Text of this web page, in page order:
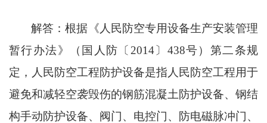
解答：根据《人民防空专用设备生产安装管理
暂行办法》（国人防〔 2014〕438号）第二条规
定，人民防空工程防护设备是指人民防空工程用于
避免和减轻空袭毁伤的钢筋混凝土防护设备、钢结
构手动防护设备、阀门、电控门、防电磁脉冲门、